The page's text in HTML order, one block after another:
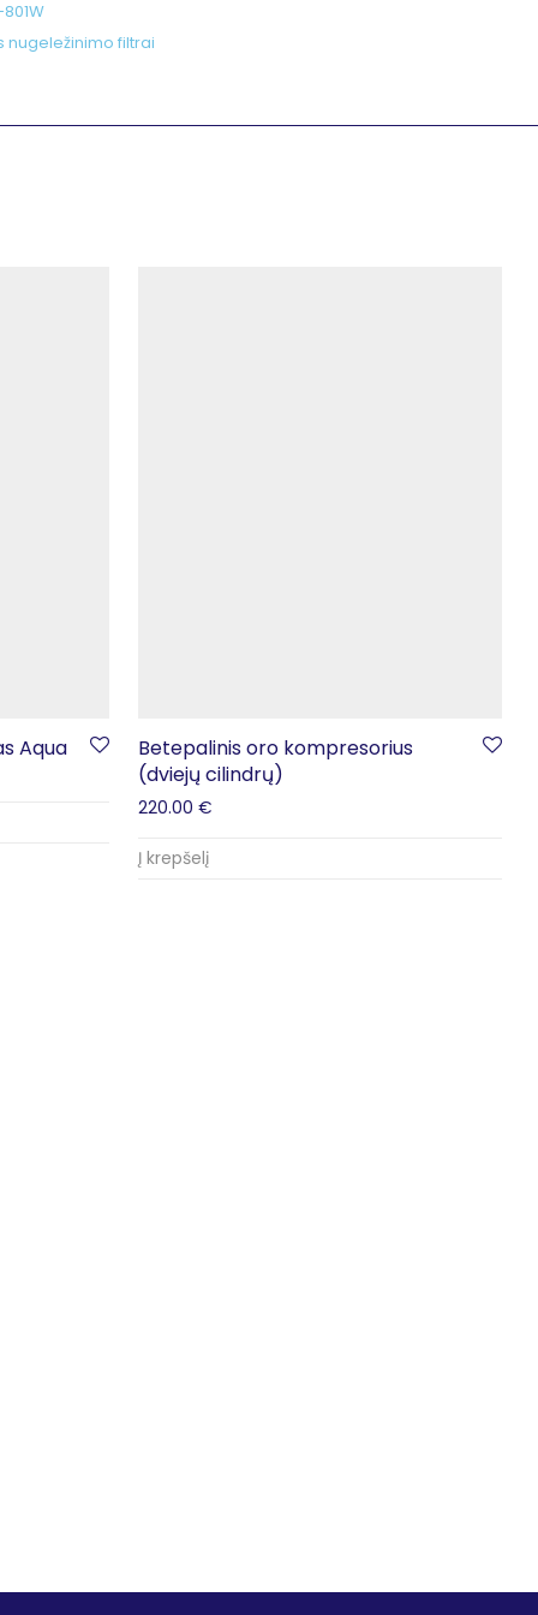
nugeležinimo filtrai
Aqua
Betepalinis oro kompresorius
(dviejų cilindrų)
220.00 €
Į krepšelį